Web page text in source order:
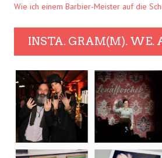
Wie ich einem Barbier-Meister auf die
INSTA. GRAM(M). WE.